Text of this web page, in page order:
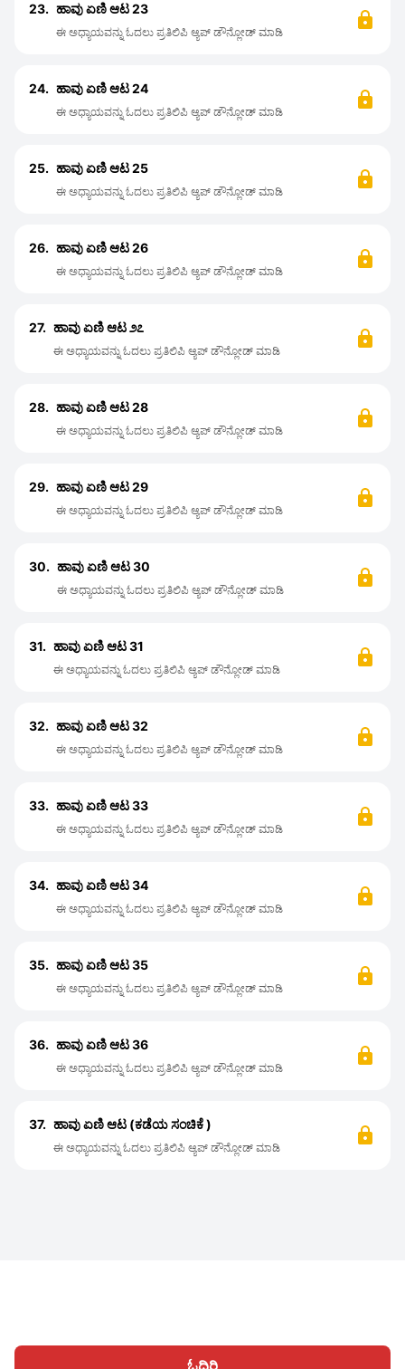
ಓದಿರಿ
23. ಹಾವು ಏಣಿ ಆಟ 23
ಈ ಅಧ್ಯಾಯವನ್ನು ಓದಲು ಪ್ರತಿಲಿಪಿ ಆ್ಯಪ್ ಡೌನ್ಲೋಡ್ ಮಾಡಿ
24. ಹಾವು ಏಣಿ ಆಟ 24
ಈ ಅಧ್ಯಾಯವನ್ನು ಓದಲು ಪ್ರತಿಲಿಪಿ ಆ್ಯಪ್ ಡೌನ್ಲೋಡ್ ಮಾಡಿ
25. ಹಾವು ಏಣಿ ಆಟ 25
ಈ ಅಧ್ಯಾಯವನ್ನು ಓದಲು ಪ್ರತಿಲಿಪಿ ಆ್ಯಪ್ ಡೌನ್ಲೋಡ್ ಮಾಡಿ
26. ಹಾವು ಏಣಿ ಆಟ 26
ಈ ಅಧ್ಯಾಯವನ್ನು ಓದಲು ಪ್ರತಿಲಿಪಿ ಆ್ಯಪ್ ಡೌನ್ಲೋಡ್ ಮಾಡಿ
27. ಹಾವು ಏಣಿ ಆಟ ೨೭
ಈ ಅಧ್ಯಾಯವನ್ನು ಓದಲು ಪ್ರತಿಲಿಪಿ ಆ್ಯಪ್ ಡೌನ್ಲೋಡ್ ಮಾಡಿ
28. ಹಾವು ಏಣಿ ಆಟ 28
ಈ ಅಧ್ಯಾಯವನ್ನು ಓದಲು ಪ್ರತಿಲಿಪಿ ಆ್ಯಪ್ ಡೌನ್ಲೋಡ್ ಮಾಡಿ
29. ಹಾವು ಏಣಿ ಆಟ 29
ಈ ಅಧ್ಯಾಯವನ್ನು ಓದಲು ಪ್ರತಿಲಿಪಿ ಆ್ಯಪ್ ಡೌನ್ಲೋಡ್ ಮಾಡಿ
30. ಹಾವು ಏಣಿ ಆಟ 30
ಈ ಅಧ್ಯಾಯವನ್ನು ಓದಲು ಪ್ರತಿಲಿಪಿ ಆ್ಯಪ್ ಡೌನ್ಲೋಡ್ ಮಾಡಿ
31. ಹಾವು ಏಣಿ ಆಟ 31
ಈ ಅಧ್ಯಾಯವನ್ನು ಓದಲು ಪ್ರತಿಲಿಪಿ ಆ್ಯಪ್ ಡೌನ್ಲೋಡ್ ಮಾಡಿ
32. ಹಾವು ಏಣಿ ಆಟ 32
ಈ ಅಧ್ಯಾಯವನ್ನು ಓದಲು ಪ್ರತಿಲಿಪಿ ಆ್ಯಪ್ ಡೌನ್ಲೋಡ್ ಮಾಡಿ
33. ಹಾವು ಏಣಿ ಆಟ 33
ಈ ಅಧ್ಯಾಯವನ್ನು ಓದಲು ಪ್ರತಿಲಿಪಿ ಆ್ಯಪ್ ಡೌನ್ಲೋಡ್ ಮಾಡಿ
34. ಹಾವು ಏಣಿ ಆಟ 34
ಈ ಅಧ್ಯಾಯವನ್ನು ಓದಲು ಪ್ರತಿಲಿಪಿ ಆ್ಯಪ್ ಡೌನ್ಲೋಡ್ ಮಾಡಿ
35. ಹಾವು ಏಣಿ ಆಟ 35
ಈ ಅಧ್ಯಾಯವನ್ನು ಓದಲು ಪ್ರತಿಲಿಪಿ ಆ್ಯಪ್ ಡೌನ್ಲೋಡ್ ಮಾಡಿ
36. ಹಾವು ಏಣಿ ಆಟ 36
ಈ ಅಧ್ಯಾಯವನ್ನು ಓದಲು ಪ್ರತಿಲಿಪಿ ಆ್ಯಪ್ ಡೌನ್ಲೋಡ್ ಮಾಡಿ
37. ಹಾವು ಏಣಿ ಆಟ (ಕಡೆಯ ಸಂಚಿಕೆ )
ಈ ಅಧ್ಯಾಯವನ್ನು ಓದಲು ಪ್ರತಿಲಿಪಿ ಆ್ಯಪ್ ಡೌನ್ಲೋಡ್ ಮಾಡಿ